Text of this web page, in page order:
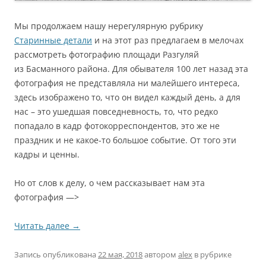
Мы продолжаем нашу нерегулярную рубрику
Старинные детали и на этот раз предлагаем в мелочах
рассмотреть фотографию площади Разгуляй
из Басманного района. Для обывателя 100 лет назад эта
фотография не представляла ни малейшего интереса,
здесь изображено то, что он видел каждый день, а для
нас – это ушедшая повседневность, то, что редко
попадало в кадр фотокорреспондентов, это же не
праздник и не какое-то большое событие. От того эти
кадры и ценны.
Но от слов к делу, о чем рассказывает нам эта
фотография —>
Читать далее →
Запись опубликована 22 мая, 2018автором alex в рубрике